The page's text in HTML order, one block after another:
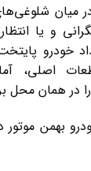
میان
و یا
خودرو
اصلی،
در همان محل
بهمن موتور